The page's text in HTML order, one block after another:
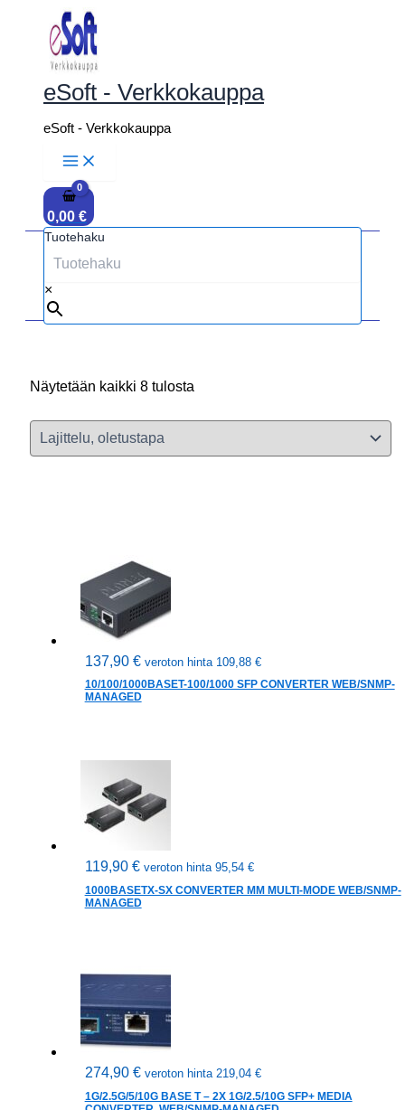
sisältöön
eSoft - Verkkokauppa
eSoft - Verkkokauppa
0,00 €
Tuotehaku
×
Näytetään kaikki 8 tulosta
137,90 € veroton hinta 109,88 €
10/100/1000BASET-100/1000 SFP CONVERTER WEB/SNMP-
MANAGED
119,90 € veroton hinta 95,54 €
1000BASETX-SX CONVERTER MM MULTI-MODE WEB/SNMP-
MANAGED
274,90 € veroton hinta 219,04 €
1G/2.5G/5/10G BASE T – 2X 1G/2.5/10G SFP+ MEDIA